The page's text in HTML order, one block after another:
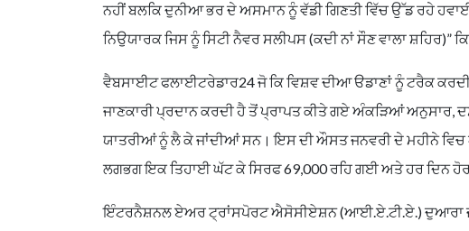
ਨਹੀਂ ਬਲਕਿ ਦੁਨੀਆ ਭਰ ਦੇ ਅਸਮਾਨ ਨੂੰ ਵੱਡੀ ਗਿਣਤੀ ਵਿੱਚ ਉੱਡ ਰਹੇ
ਨਿਉਯਾਰਕ ਜਿਸ ਨੂੰ ਸਿਟੀ ਨੈਵਰ ਸਲੀਪਸ (ਕਦੀ ਨਾਂ ਸੌਣ ਵਾਲਾ ਸ਼ਹਿਰ)”
ਵੈਬਸਾਈਟ ਫਲਾਈਟਰੇਡਾਰ24 ਜੋ ਕਿ ਵਿਸ਼ਵ ਦੀਆ ੳਡਾਣਾਂ ਨੂੰ ਟਰੈਕ
ਜਾਣਕਾਰੀ ਪ੍ਰਦਾਨ ਕਰਦੀ ਹੈ ਤੋਂ ਪ੍ਰਾਪਤ ਕੀਤੇ ਗਏ ਅੰਕੜਿਆਂ ਅਨੁਸਾਰ,
ਯਾਤਰੀਆਂ ਨੂੰ ਲੈ ਕੇ ਜਾਂਦੀਆਂ ਸਨ। ਇਸ ਦੀ ਔਸਤ ਜਨਵਰੀ ਦੇ ਮਹੀਨੇ ਵਿਚ
ਲਗਭਗ ਇਕ ਤਿਹਾਈ ਘੱਟ ਕੇ ਸਿਰਫ 69,000 ਰਹਿ ਗਈ ਅਤੇ ਹਰ ਦਿਨ ਹੋਰ
ਇੰਟਰਨੈਸ਼ਨਲ ਏਅਰ ਟ੍ਰਾਂਸਪੋਰਟ ਐਸੋਸੀਏਸ਼ਨ (ਆਈ.ਏ.ਟੀ.ਏ.) ਦੁਆਰਾ